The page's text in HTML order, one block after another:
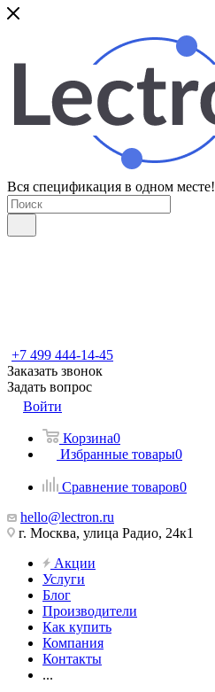
Вся спецификация в одном месте!
+7 499 444-14-45
Заказать звонок
Задать вопрос
Войти
Корзина0
Избранные товары0
Сравнение товаров0
hello@lectron.ru
г. Москва, улица Радио, 24к1
Акции
Услуги
Блог
Производители
Как купить
Компания
Контакты
...